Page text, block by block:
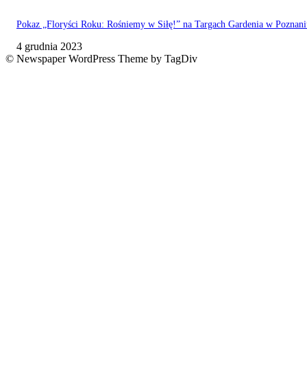
Pokaz „Floryści Roku: Rośniemy w Siłę!” na Targach Gardenia w
4 grudnia 2023
© Newspaper WordPress Theme by TagDiv